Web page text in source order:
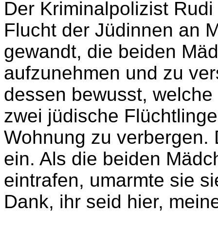
Dietz und Dickbauer,
entkommen. Lutz bot
seine Wohnung in der
Der Kriminalpolizist
Flucht der Jüdinnen an
gewandt, die beiden
aufzunehmen und zu
dessen bewusst,
zwei jüdische
Wohnung zu